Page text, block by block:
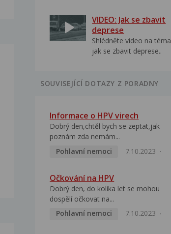
VIDEO: Jak se zbavit
deprese
Shlédněte video na téma
jak se zbavit deprese..
SOUVISEJÍCÍ DOTAZY Z PORADNY
Informace o HPV virech
Dobrý den,chtěl bych se zeptat,jak
poznám zda nemám...
Pohlavní nemoci
7.10.2023
Očkování na HPV
Dobrý den, do kolika let se mohou
dospělí očkovat na...
Pohlavní nemoci
7.10.2023